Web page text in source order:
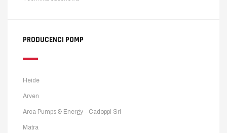
PRODUCENCI POMP
Heide
Arven
Arca Pumps & Energy - Cadoppi Srl
Matra